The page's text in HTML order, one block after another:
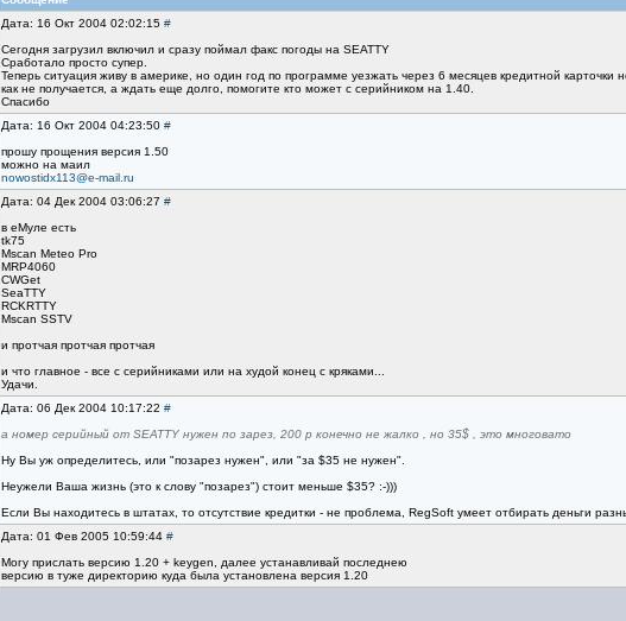
Дата: 16 Окт 2004 02:02:15 #
Сегодня загрузил включил и сразу поймал факс погоды на SEATTY
Сработало просто супер.
Теперь ситуация живу в америке, но один год по программе уезжать через 6 месяцев кредитной
как не получается, а ждать еще долго, помогите кто может с серийником на 1.40.
Спасибо
Дата: 16 Окт 2004 04:23:50 #
прошу прощения версия 1.50
можно на маил
nowostidx113@e-mail.ru
Дата: 04 Дек 2004 03:06:27 #
в еМуле есть
tk75
Mscan Meteo Pro
MRP4060
CWGet
SeaTTY
RCKRTTY
Mscan SSTV
и протчая протчая протчая
и что главное - все с серийниками или на худой конец с кряками...
Удачи.
Дата: 06 Дек 2004 10:17:22 #
а номер серийный от SEATTY нужен по зарез, 200 р конечно не жалко , но 35$ , это многовато
Ну Вы уж определитесь, или "позарез нужен", или "за $35 не нужен".
Неужели Ваша жизнь (это к слову "позарез") стоит меньше $35? :-)))
Если Вы находитесь в штатах, то отсутствие кредитки - не проблема, RegSoft умеет отбирать деньги
Дата: 01 Фев 2005 10:59:44 #
Могу прислать версию 1.20 + keygen, далее устанавливай последнею
версию в туже директорию куда была установлена версия 1.20